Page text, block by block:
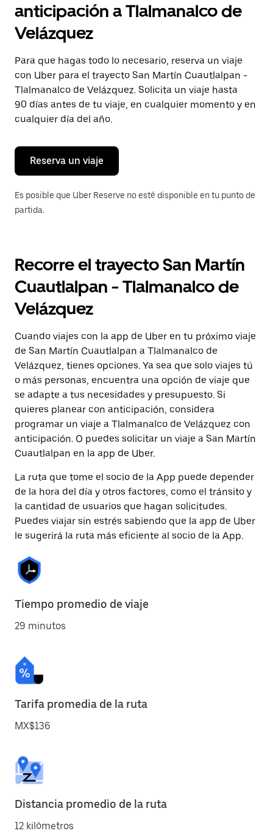
y
selecciona
una
Presiona
la
tecla Esc
para
cerrar
el
calendario.
anticipación a Tlalmanalco de
Velázquez
Para que hagas todo lo necesario, reserva un viaje
con Uber para el trayecto San Martín Cuautlalpan -
Tlalmanalco de Velázquez. Solicita un viaje hasta
90 días antes de tu viaje, en cualquier momento y en
cualquier día del año.
Reserva un viaje
Es posible que Uber Reserve no esté disponible en tu punto de
partida.
Recorre el trayecto San Martín
Cuautlalpan - Tlalmanalco de
Velázquez
Cuando viajes con la app de Uber en tu próximo viaje
de San Martín Cuautlalpan a Tlalmanalco de
Velázquez, tienes opciones. Ya sea que solo viajes tú
o más personas, encuentra una opción de viaje que
se adapte a tus necesidades y presupuesto. Si
quieres planear con anticipación, considera
programar un viaje a Tlalmanalco de Velázquez con
anticipación. O puedes solicitar un viaje a San Martín
Cuautlalpan en la app de Uber.
La ruta que tome el socio de la App puede depender
de la hora del día y otros factores, como el tránsito y
la cantidad de usuarios que hagan solicitudes.
Puedes viajar sin estrés sabiendo que la app de Uber
le sugerirá la ruta más eficiente al socio de la App.
Tiempo promedio de viaje
29 minutos
Tarifa promedia de la ruta
MX$136
Distancia promedio de la ruta
12 kilómetros